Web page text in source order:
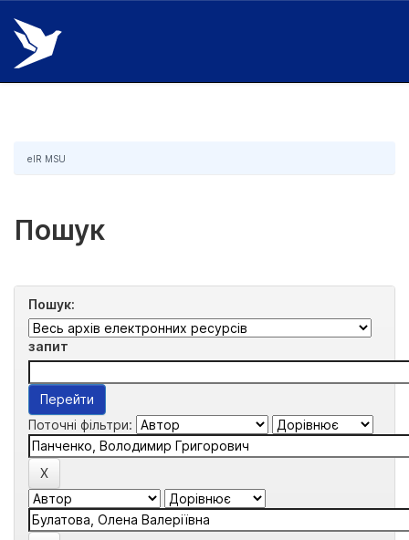
Skip
navigation
eIR MSU
Пошук
Пошук:
запит
Поточні фільтри: